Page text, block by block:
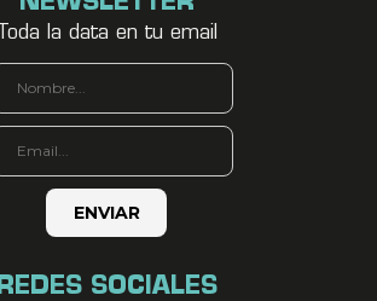
Toda la data en tu email
REDES SOCIALES